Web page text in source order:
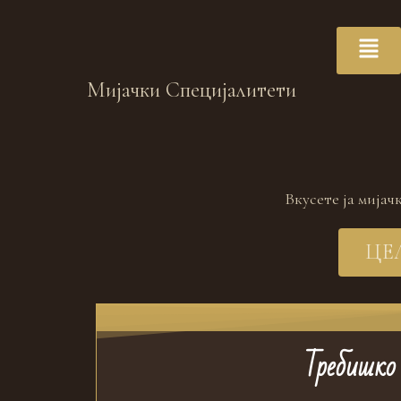
Мијачки Специјалитети
Вкусете ја